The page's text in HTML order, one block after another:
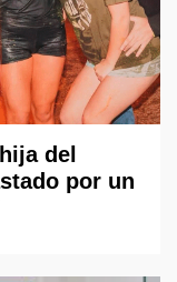
del
por un